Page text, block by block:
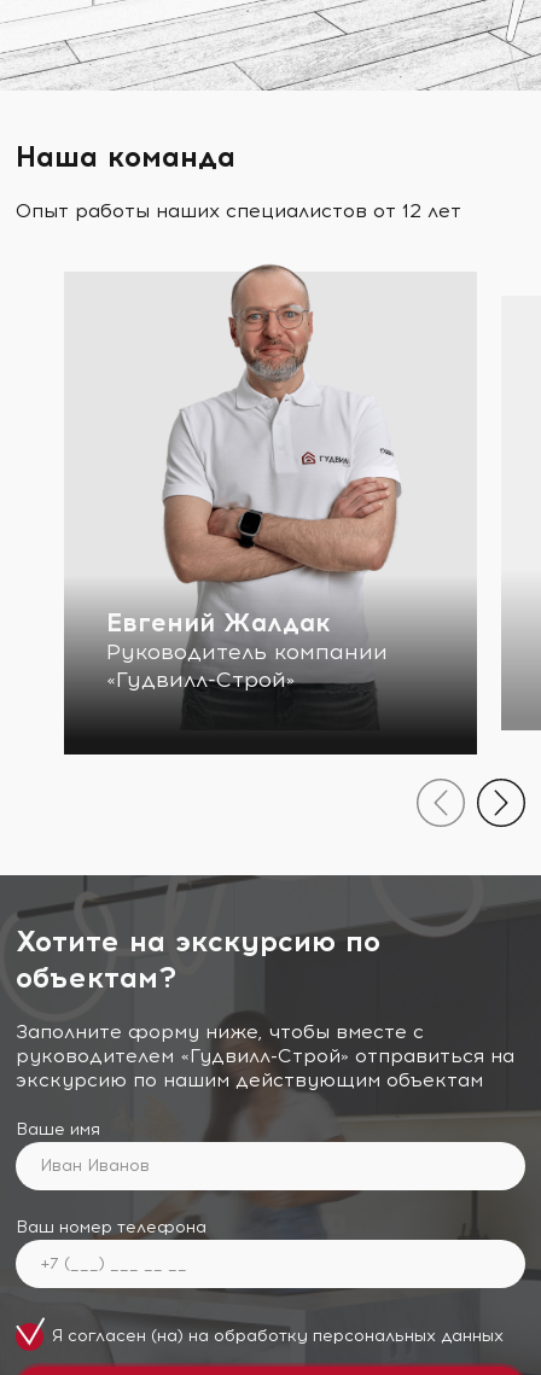
Наша команда
Опыт работы наших специалистов от 12 лет
Евгений Жалдак
Руководитель компании
«Гудвилл-Строй»
Хотите на экскурсию по
объектам?
Заполните форму ниже, чтобы вместе с
руководителем «Гудвилл-Строй» отправиться на
экскурсию по нашим действующим объектам
Ваше имя
Ваш номер телефона
Я согласен (на) на обработку персональных данных